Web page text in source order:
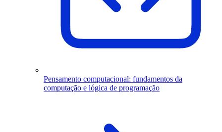
Pensamento computacional: fundamentos da
computação e lógica de programação